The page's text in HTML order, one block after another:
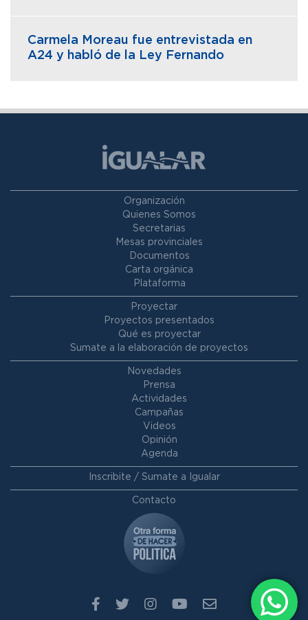
Carmela Moreau fue entrevistada en
A24 y habló de la Ley Fernando
Organización
Quienes Somos
Secretarias
Mesas provinciales
Documentos
Carta orgánica
Plataforma
Proyectar
Proyectos presentados
Qué es proyectar
Sumate a la elaboración de proyectos
Novedades
Prensa
Actividades
Campañas
Videos
Opinión
Agenda
Inscribite / Sumate a Igualar
Contacto